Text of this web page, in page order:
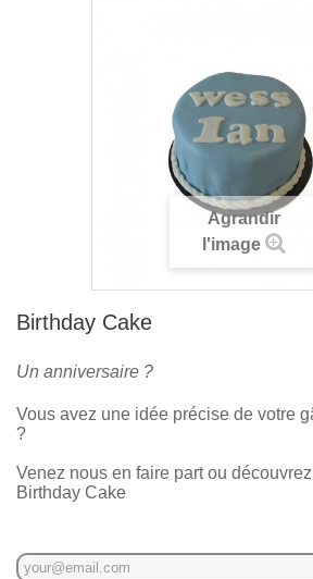
Agrandir
l'image
Birthday Cake
Un anniversaire ?
Vous avez une idée précise de votre
?
Venez nous en faire part ou
Birthday Cake